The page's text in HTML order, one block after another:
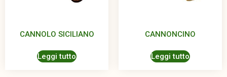
CANNOLO SICILIANO
Leggi tutto
CANNONCINO
Leggi tutto